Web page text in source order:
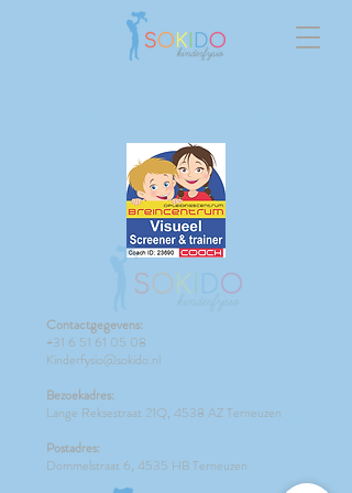
Contactgegevens:
+31 6 51 61 05 08
Kinderfysio@sokido.nl
Bezoekadres:
Lange Reksestraat 21Q, 4538 AZ Terneuzen
Postadres:
Dommelstraat 6, 4535 HB Terneuzen